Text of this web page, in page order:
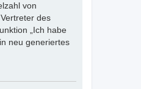
von
des
„Ich habe
neu generiertes